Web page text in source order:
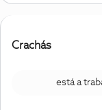
Crachás
está a